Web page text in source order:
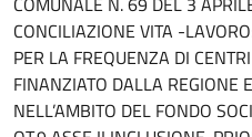
CONCILIAZIONE VITA -
PER LA FREQUENZA DI
FINANZIATO DALLA REGIONE
NELL’AMBITO DEL FONDO